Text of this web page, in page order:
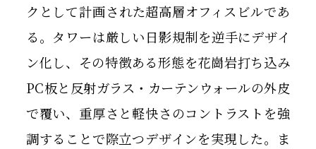
クとして計画された超高層オフィスビルであ
る。タワーは厳しい日影規制を逆手にデザイ
ン化し、その特徴ある形態を花崗岩打ち込み
PC板と反射ガラス・カーテンウォールの外皮
で覆い、重厚さと軽快さのコントラストを強
調することで際立つデザインを実現した。ま